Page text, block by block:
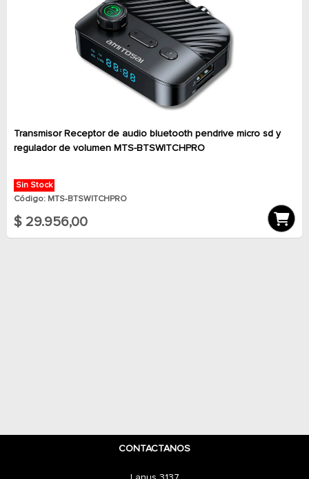
Transmisor Receptor de audio bluetooth pendrive micro sd y
regulador de volumen MTS-BTSWITCHPRO
Sin Stock
Código: MTS-BTSWITCHPRO
$ 29.956,00
CONTACTANOS